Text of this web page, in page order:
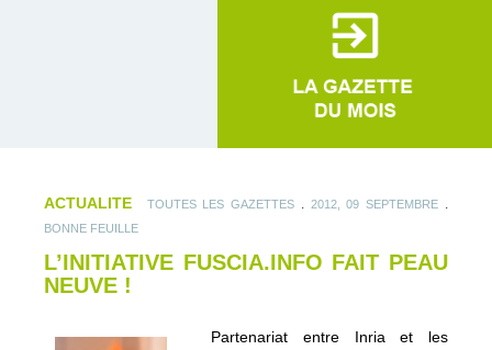
ACTUALITE TOUTES LES GAZETTES 2012, 09 SEPTEMBRE
BONNE FEUILLE
L’INITIATIVE FUSCIA.INFO FAIT PEAU
NEUVE !
Partenariat entre Inria et les